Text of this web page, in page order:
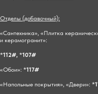
Отделы (добавочный):
«Сантехника», «Плитка
и керамогранит»:
*112#, *107#
«Обои»: *117#
«Напольные покрытия», «Двери»: *